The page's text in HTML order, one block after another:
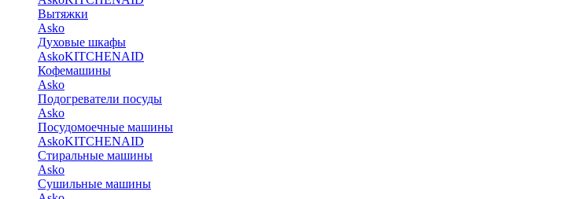
Вытяжки
Asko
Духовые шкафы
AskoKITCHENAID
Кофемашины
Asko
Подогреватели посуды
Asko
Посудомоечные машины
AskoKITCHENAID
Стиральные машины
Asko
Сушильные машины